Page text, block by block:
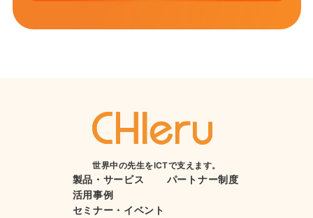
世界中の先生をICTで支えます。
製品・サービス
活用事例
セミナー・イベント
パートナー制度